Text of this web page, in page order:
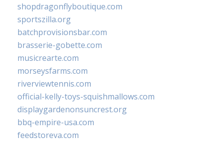
shopdragonflyboutique.com
sportszilla.org
batchprovisionsbar.com
brasserie-gobette.com
musicrearte.com
morseysfarms.com
riverviewtennis.com
official-kelly-toys-squishmallows.com
displaygardenonsuncrest.org
bbq-empire-usa.com
feedstoreva.com